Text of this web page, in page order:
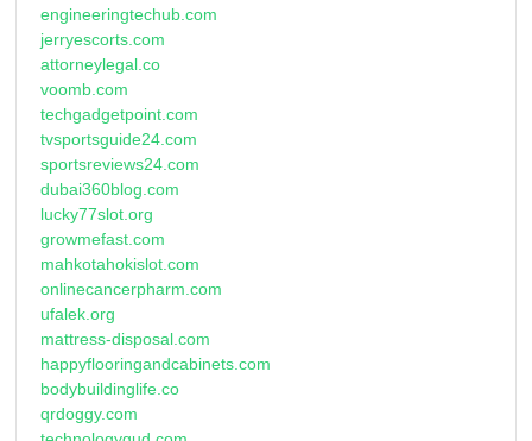
engineeringtechub.com
jerryescorts.com
attorneylegal.co
voomb.com
techgadgetpoint.com
tvsportsguide24.com
sportsreviews24.com
dubai360blog.com
lucky77slot.org
growmefast.com
mahkotahokislot.com
onlinecancerpharm.com
ufalek.org
mattress-disposal.com
happyflooringandcabinets.com
bodybuildinglife.co
qrdoggy.com